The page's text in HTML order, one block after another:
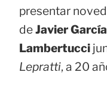
presentar
deJavier García
Lambertucci
Lepratti, a 20